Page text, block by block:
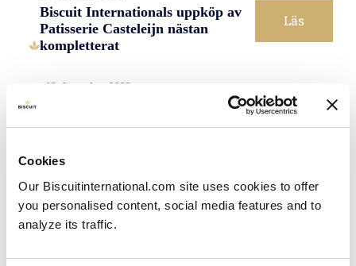
Cookies
Our Biscuitinternational.com site uses cookies to offer
you personalised content, social media features and to
analyze its traffic.
Biscuit Internationals uppköp av
Patisserie Casteleijn nästan
kompletterat
Läs
12 december 2022
Läs
11 mars 2022
Biscuit Internationals uppköp av
Continental Bakeries nästan
kompletterat
Läs
22 oktober 2021